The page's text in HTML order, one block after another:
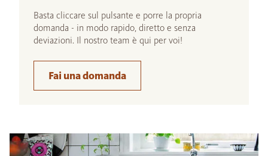
Basta cliccare sul pulsante e porre la propria
domanda - in modo rapido, diretto e senza
deviazioni. Il nostro team è qui per voi!
Fai una domanda